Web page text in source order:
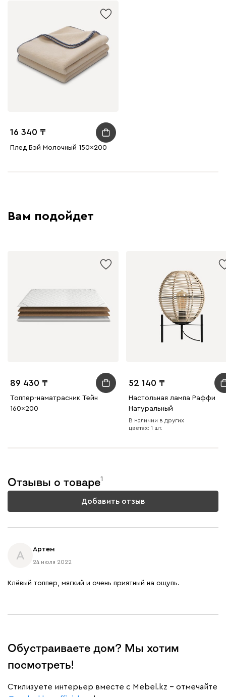
16 340
Плед Бэй Молочный 150x200
Вам подойдет
89 430
Топпер-наматрасник Тейн
160x200
52 140
Настольная лампа Раффи
Натуральный
В наличии в других
цветах: 1 шт.
Отзывы о товаре1
Добавить отзыв
А
Артем
24 июля 2022
Клёвый топпер, мягкий и очень приятный на ощупь.
Обустраиваете дом? Мы хотим
посмотреть!
Cтилизуете интерьер вместе с Mebel.kz – отмечайте